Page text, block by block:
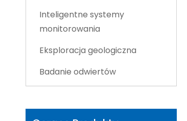
Inteligentne systemy
monitorowania
Eksploracja geologiczna
Badanie odwiertów